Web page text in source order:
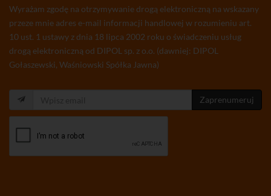
Wyrażam zgodę na otrzymywanie drogą elektroniczną na wskazany
przeze mnie adres e-mail informacji handlowej w rozumieniu art.
10 ust. 1 ustawy z dnia 18 lipca 2002 roku o świadczeniu usług
drogą elektroniczną od DIPOL sp. z o.o. (dawniej: DIPOL
Gołaszewski, Waśniowski Spółka Jawna)
Zaprenumeruj